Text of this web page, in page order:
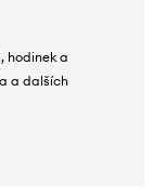
hodinek a
a dalších